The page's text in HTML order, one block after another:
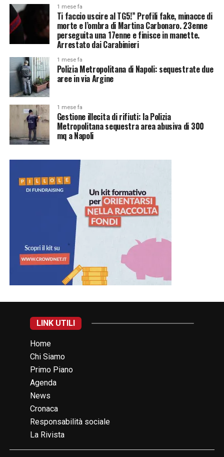
1 mese fa
Ti faccio uscire al TG5!” Profili fake, minacce di
morte e l’ombra di Martina Carbonaro. 23enne
perseguita una 17enne e finisce in manette.
Arrestato dai Carabinieri
1 mese fa
Polizia Metropolitana di Napoli: sequestrate due
aree in via Argine
1 mese fa
Gestione illecita di rifiuti: la Polizia
Metropolitana sequestra area abusiva di 300
mq a Napoli
LINK UTILI
Home
Chi Siamo
Primo Piano
Agenda
News
Cronaca
Responsabilità sociale
La Rivista